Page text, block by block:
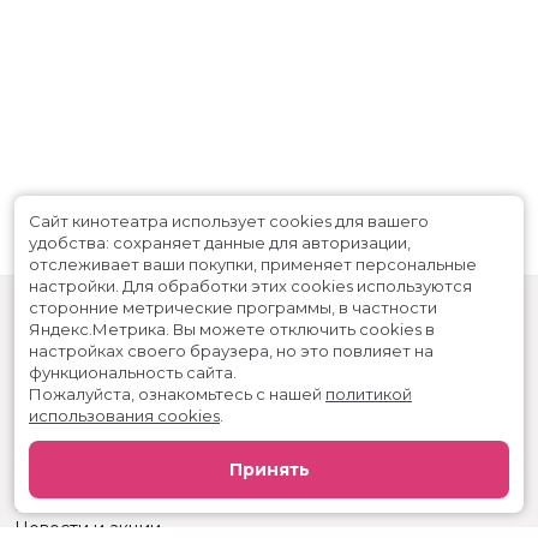
Скоро в кино
Вакансии
Новости и акции
Сайт кинотеатра использует cookies для вашего
удобства: сохраняет данные для авторизации,
отслеживает ваши покупки, применяет персональные
настройки. Для обработки этих cookies используются
сторонние метрические программы, в частности
Яндекс.Метрика. Вы можете отключить cookies в
настройках своего браузера, но это повлияет на
функциональность сайта.
Пожалуйста, ознакомьтесь с нашей политикой
использования cookies
Принять